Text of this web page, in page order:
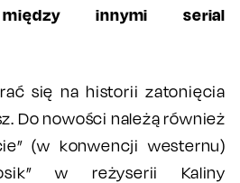
między innymi serial
się na historii zatonięcia
Do nowości należą również
(w konwencji westernu)
w reżyserii Kaliny